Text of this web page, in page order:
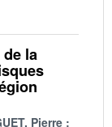
la
Pierre